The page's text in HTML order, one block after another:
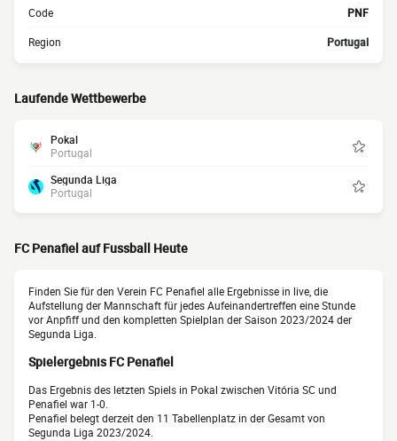
Code PNF
Region Portugal
Laufende Wettbewerbe
Pokal
Portugal
Segunda Liga
Portugal
FC Penafiel auf Fussball Heute
Finden Sie für den Verein FC Penafiel alle Ergebnisse in live, die
Aufstellung der Mannschaft für jedes Aufeinandertreffen eine Stunde
vor Anpfiff und den kompletten Spielplan der Saison 2023/2024 der
Segunda Liga.
Spielergebnis FC Penafiel
Das Ergebnis des letzten Spiels in Pokal zwischen Vitória SC und
Penafiel war 1-0.
Penafiel belegt derzeit den 11 Tabellenplatz in der Gesamt von
Segunda Liga 2023/2024.